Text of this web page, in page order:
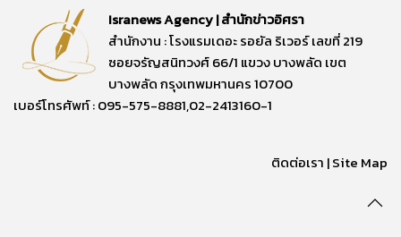
Isranews Agency | สำนักข่าวอิศรา
สำนักงาน : โรงแรมเดอะ รอยัล ริเวอร์ เลขที่ 219
ซอยจรัญสนิทวงศ์ 66/1 แขวง บางพลัด เขต
บางพลัด กรุงเทพมหานคร 10700
เบอร์โทรศัพท์ : 095-575-8881,02-2413160-1
ติดต่อเรา |Site Map